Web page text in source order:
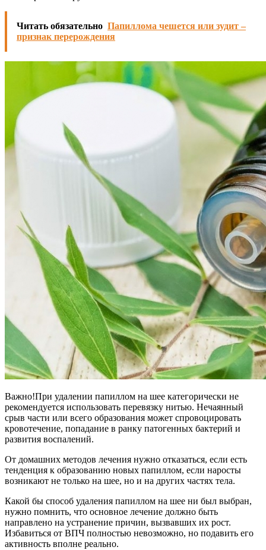
Читать обязательно Папиллома чешется или зудит –
признак перерождения
Важно!При удалении папиллом на шее категорически не
рекомендуется использовать перевязку нитью. Нечаянный
срыв части или всего образования может спровоцировать
кровотечение, попадание в ранку патогенных бактерий и
развития воспалений.
От домашних методов лечения нужно отказаться, если есть
тенденция к образованию новых папиллом, если наросты
возникают не только на шее, но и на других частях тела.
Какой бы способ удаления папиллом на шее ни был выбран,
нужно помнить, что основное лечение должно быть
направлено на устранение причин, вызвавших их рост.
Избавиться от ВПЧ полностью невозможно, но подавить его
активность вполне реально.